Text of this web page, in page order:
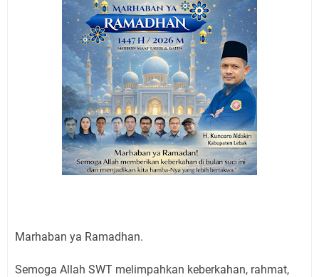
Marhaban ya Ramadhan.
Semoga Allah SWT melimpahkan keberkahan, rahmat,